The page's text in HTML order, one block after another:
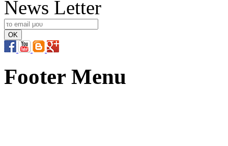
News Letter
Footer Menu